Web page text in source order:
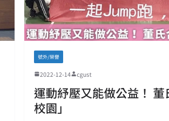
號外/榮譽
2022-12-14 cgust
運動紓壓又能做公益！
校園」